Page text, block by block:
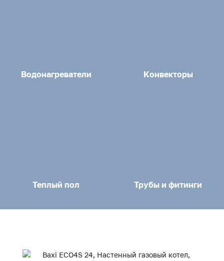
Водонагреватели Конвекторы
Теплый пол Трубы и фитинги